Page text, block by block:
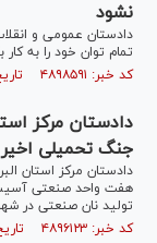
نشود
دادستان عمومی و
تمام توان خود را به
کد خبر: ۴۸۹۸۵۹۱ تاریخ انتشار : ۱۴۰۵/۰۲/۳۰
دادستان مرکز
جنگ تحمیلی اخیر
دادستان مرکز استان
هفت واحد صنعتی
تولید نان صنعتی در
کد خبر: ۴۸۹۶۱۲۳ تاریخ انتشار : ۱۴۰۵/۰۲/۱۷